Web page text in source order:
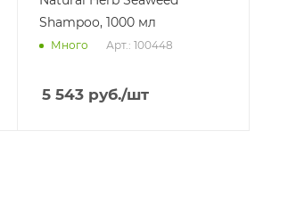
Shampoo, 1000 мл
Много Арт.: 100448
5 543руб./шт